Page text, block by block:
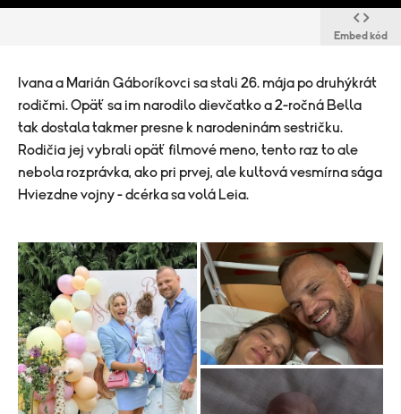
Embed kód
Ivana a Marián Gáboríkovci sa stali 26. mája po druhýkrát
rodičmi. Opäť sa im narodilo dievčatko a 2-ročná Bella
tak dostala takmer presne k narodeninám sestričku.
Rodičia jej vybrali opäť filmové meno, tento raz to ale
nebola rozprávka, ako pri prvej, ale kultová vesmírna sága
Hviezdne vojny - dcérka sa volá Leia.